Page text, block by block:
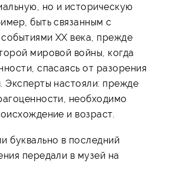
но и историческую
быть связанным с
XX века, прежде
мировой войны, когда
спасаясь от разорения
Эксперты настояли: прежде
необходимо
и возраст.
буквально в последний
передали в музей на